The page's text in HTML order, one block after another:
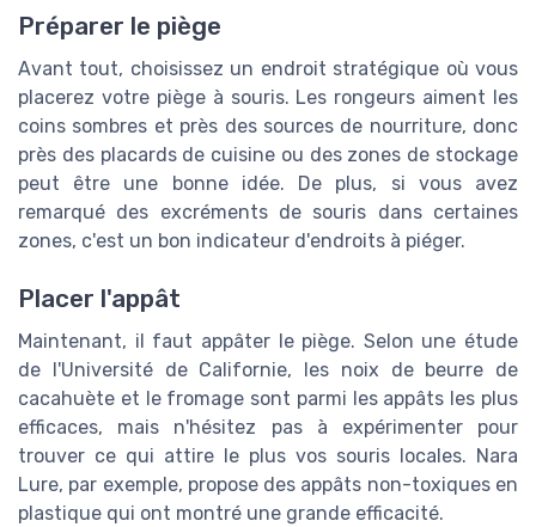
Préparer le piège
Avant tout, choisissez un endroit stratégique où vous
placerez votre piège à souris. Les rongeurs aiment les
coins sombres et près des sources de nourriture, donc
près des placards de cuisine ou des zones de stockage
peut être une bonne idée. De plus, si vous avez
remarqué des excréments de souris dans certaines
zones, c'est un bon indicateur d'endroits à piéger.
Placer l'appât
Maintenant, il faut appâter le piège. Selon une étude
de l'Université de Californie, les noix de beurre de
cacahuète et le fromage sont parmi les appâts les plus
efficaces, mais n'hésitez pas à expérimenter pour
trouver ce qui attire le plus vos souris locales. Nara
Lure, par exemple, propose des appâts non-toxiques en
plastique qui ont montré une grande efficacité.